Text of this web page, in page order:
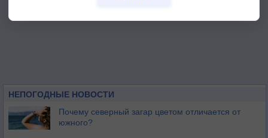
НЕПОГОДНЫЕ НОВОСТИ
Почему северный загар цветом отличается от
южного?